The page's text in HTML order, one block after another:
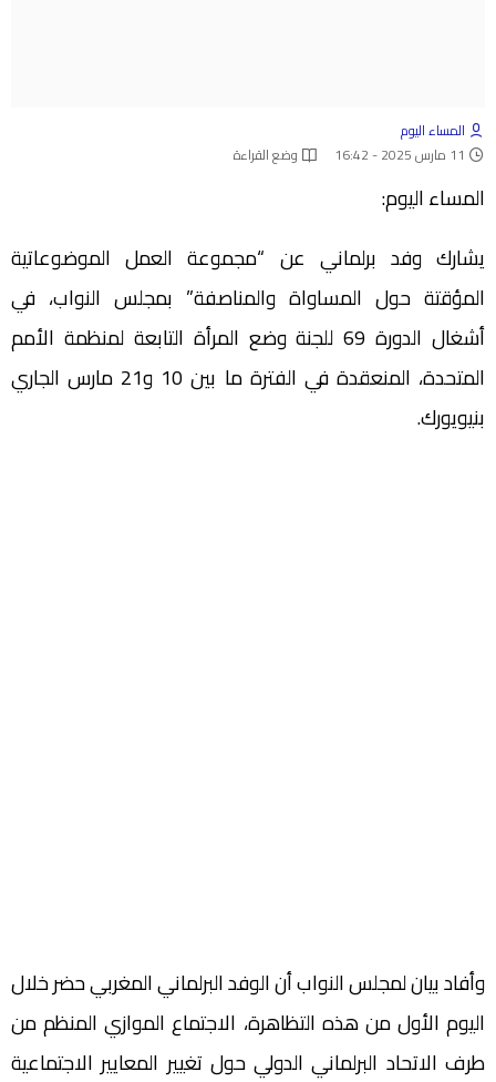
المساء اليوم
11 مارس 2025 - 16:42
وضع القراءة
المساء اليوم:
يشارك وفد برلماني عن “مجموعة العمل الموضوعاتية
المؤقتة حول المساواة والمناصفة” بمجلس النواب، في
أشغال الدورة 69 للجنة وضع المرأة التابعة لمنظمة الأمم
المتحدة، المنعقدة في الفترة ما بين 10 و21 مارس الجاري
بنيويورك.
وأفاد بيان لمجلس النواب أن الوفد البرلماني المغربي حضر خلال
اليوم الأول من هذه التظاهرة، الاجتماع الموازي المنظم من
طرف الاتحاد البرلماني الدولي حول تغيير المعايير الاجتماعية